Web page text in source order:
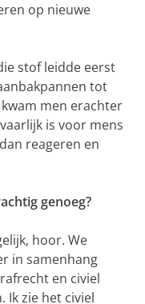
op nieuwe
stof leidde eerst
tot
men erachter
is voor mens
reageren en
genoeg?
hoor. We
in samenhang
en civiel
Ik zie het civiel